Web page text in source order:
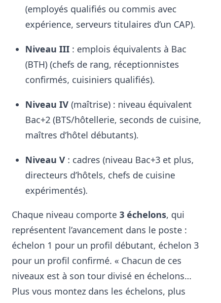
(employés qualifiés ou commis avec
expérience, serveurs titulaires d’un CAP).
Niveau III : emplois équivalents à Bac
(BTH) (chefs de rang, réceptionnistes
confirmés, cuisiniers qualifiés).
Niveau IV (maîtrise) : niveau équivalent
Bac+2 (BTS/hôtellerie, seconds de cuisine,
maîtres d’hôtel débutants).
Niveau V : cadres (niveau Bac+3 et plus,
directeurs d’hôtels, chefs de cuisine
expérimentés).
Chaque niveau comporte 3 échelons, qui
représentent l’avancement dans le poste :
échelon 1 pour un profil débutant, échelon 3
pour un profil confirmé. « Chacun de ces
niveaux est à son tour divisé en échelons…
Plus vous montez dans les échelons, plus